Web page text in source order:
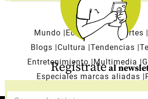
Regístrateal
Mundo Economía Deportes
Blogs
Cultura Tendencias
Entretenimiento
Multimedia
Especiales marcas aliadas